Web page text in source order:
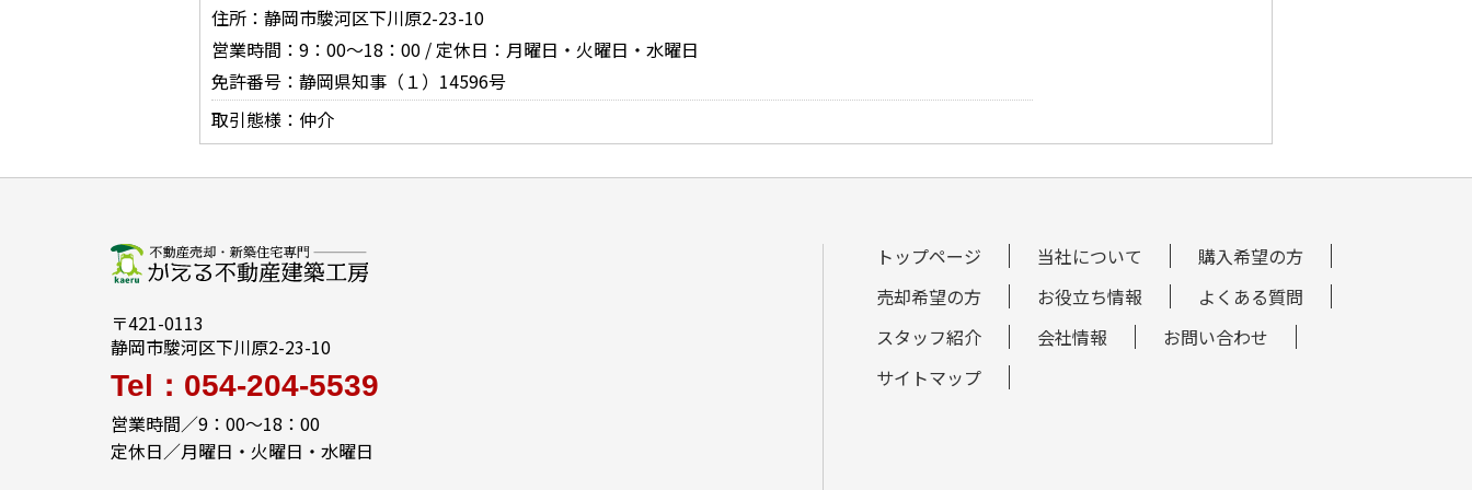
住所：静岡市駿河区下川原2-23-10
営業時間：9：00～18：00 / 定休日：月曜日・火曜日・水曜日
免許番号：静岡県知事（１）14596号
取引態様：仲介
〒421-0113
静岡市駿河区下川原2-23-10
Tel：054-204-5539
営業時間／9：00～18：00
定休日／月曜日・火曜日・水曜日
トップページ 当社について
購入希望の方
売却希望の方
お役立ち情報
よくある質問
スタッフ紹介
会社情報
お問い合わせ
サイトマップ